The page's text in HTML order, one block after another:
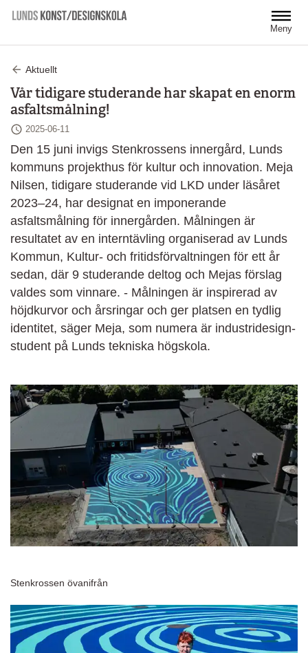
Meny
Aktuellt
Vår tidigare studerande har skapat en enorm
asfaltsmålning!
Senast ändrad
2025-06-11
Den 15 juni invigs Stenkrossens innergård, Lunds
kommuns projekthus för kultur och innovation. Meja
Nilsen, tidigare studerande vid LKD under läsåret
2023–24, har designat en imponerande
asfaltsmålning för innergården. Målningen är
resultatet av en interntävling organiserad av Lunds
Kommun, Kultur- och fritidsförvaltningen för ett år
sedan, där 9 studerande deltog och Mejas förslag
valdes som vinnare. - Målningen är inspirerad av
höjdkurvor och årsringar och ger platsen en tydlig
identitet, säger Meja, som numera är industridesign-
student på Lunds tekniska högskola.
Stenkrossen övanifrån